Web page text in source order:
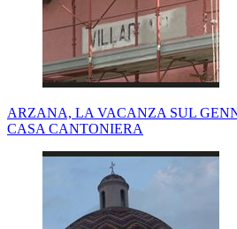
ARZANA, LA VACANZA SUL
CASA CANTONIERA